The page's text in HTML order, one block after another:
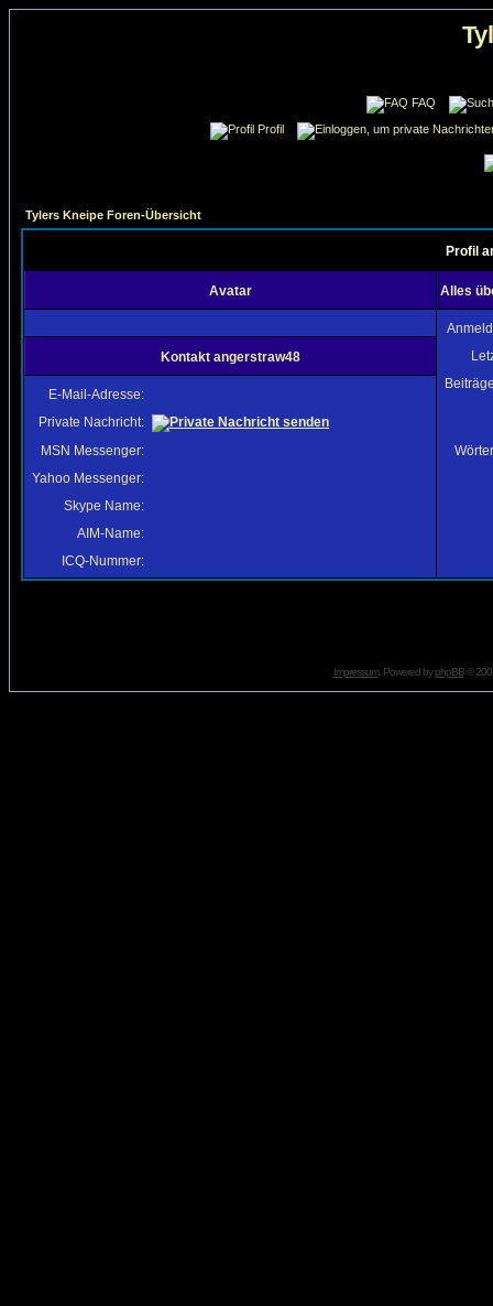
FAQ
Profil
Tylers Kneipe Foren-Übersicht
Profil
Avatar Alles
Kontakt angerstraw48
E-Mail-Adresse:
Private Nachricht:
MSN Messenger:
Yahoo Messenger:
Skype Name:
AIM-Name:
ICQ-Nummer:
Impressum. Powered byphpBB©